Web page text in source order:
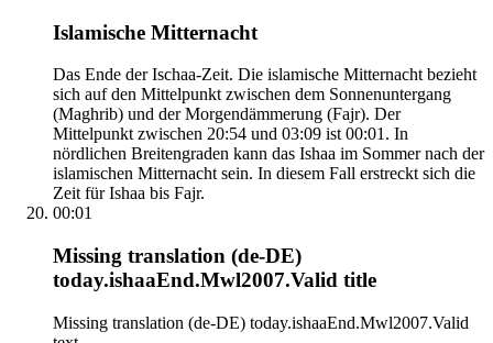
Islamische Mitternacht
Das Ende der Ischaa-Zeit. Die islamische Mitternacht bezieht
sich auf den Mittelpunkt zwischen dem Sonnenuntergang
(Maghrib) und der Morgendämmerung (Fajr). Der
Mittelpunkt zwischen 20:54 und 03:09 ist 00:01. In
nördlichen Breitengraden kann das Ishaa im Sommer nach der
islamischen Mitternacht sein. In diesem Fall erstreckt sich die
Zeit für Ishaa bis Fajr.
00:01
Missing translation (de-DE)
today.ishaaEnd.Mwl2007.Valid title
Missing translation (de-DE) today.ishaaEnd.Mwl2007.Valid